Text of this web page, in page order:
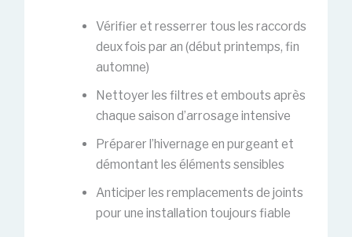
Vérifier et resserrer tous les raccords
deux fois par an (début printemps, fin
automne)
Nettoyer les filtres et embouts après
chaque saison d’arrosage intensive
Préparer l’hivernage en purgeant et
démontant les éléments sensibles
Anticiper les remplacements de joints
pour une installation toujours fiable